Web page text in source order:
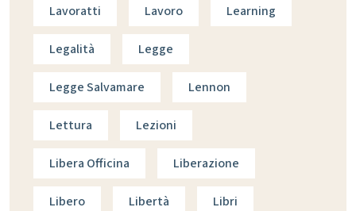
Lavoratti Lavoro Learning
Legalità Legge
Legge Salvamare Lennon
Lettura Lezioni
Libera Officina Liberazione
Libero Libertà Libri